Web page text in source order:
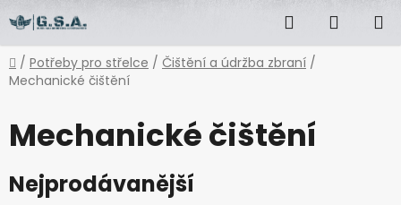
na
obsah
Hledat
KOŠÍK
Domů
/ Potřeby pro střelce / Čištění a údržba zbraní /
Mechanické čištění
Mechanické čištění
Nejprodávanější